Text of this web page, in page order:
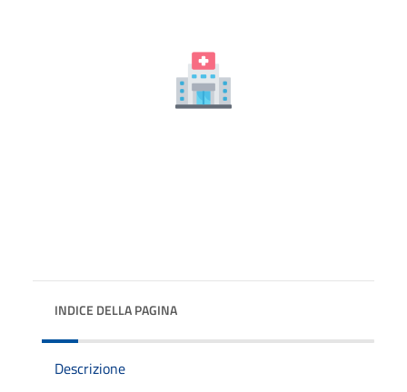
INDICE DELLA PAGINA
Descrizione